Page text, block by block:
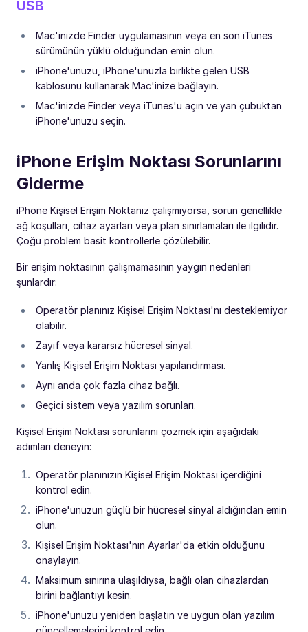
USB
Mac'inizde Finder uygulamasının veya en son iTunes
sürümünün yüklü olduğundan emin olun.
iPhone'unuzu, iPhone'unuzla birlikte gelen USB
kablosunu kullanarak Mac'inize bağlayın.
Mac'inizde Finder veya iTunes'u açın ve yan çubuktan
iPhone'unuzu seçin.
iPhone Erişim Noktası Sorunlarını
Giderme
iPhone Kişisel Erişim Noktanız çalışmıyorsa, sorun genellikle
ağ koşulları, cihaz ayarları veya plan sınırlamaları ile ilgilidir.
Çoğu problem basit kontrollerle çözülebilir.
Bir erişim noktasının çalışmamasının yaygın nedenleri
şunlardır:
Operatör planınız Kişisel Erişim Noktası'nı desteklemiyor
olabilir.
Zayıf veya kararsız hücresel sinyal.
Yanlış Kişisel Erişim Noktası yapılandırması.
Aynı anda çok fazla cihaz bağlı.
Geçici sistem veya yazılım sorunları.
Kişisel Erişim Noktası sorunlarını çözmek için aşağıdaki
adımları deneyin:
Operatör planınızın Kişisel Erişim Noktası içerdiğini
kontrol edin.
iPhone'unuzun güçlü bir hücresel sinyal aldığından emin
olun.
Kişisel Erişim Noktası'nın Ayarlar'da etkin olduğunu
onaylayın.
Maksimum sınırına ulaşıldıysa, bağlı olan cihazlardan
birini bağlantıyı kesin.
iPhone'unuzu yeniden başlatın ve uygun olan yazılım